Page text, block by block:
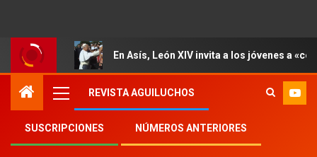
En Asís, León XIV invita a los jóvenes a
REVISTA AGUILUCHOS
SUSCRIPCIONES NÚMEROS ANTERIORES